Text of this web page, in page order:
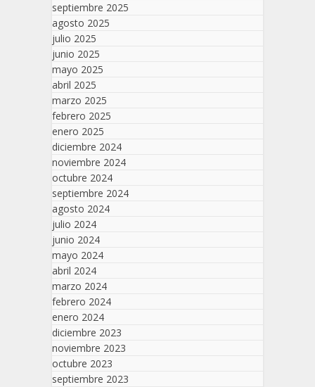
septiembre 2025
agosto 2025
julio 2025
junio 2025
mayo 2025
abril 2025
marzo 2025
febrero 2025
enero 2025
diciembre 2024
noviembre 2024
octubre 2024
septiembre 2024
agosto 2024
julio 2024
junio 2024
mayo 2024
abril 2024
marzo 2024
febrero 2024
enero 2024
diciembre 2023
noviembre 2023
octubre 2023
septiembre 2023